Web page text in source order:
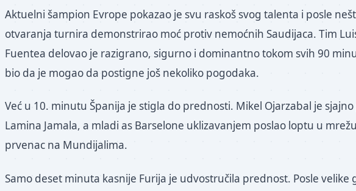
Aktuelni šampion Evrope pokazao je svu raskoš svog talenta i posle
otvaranja turnira demonstrirao moć protiv nemoćnih Saudijaca. Tim
Fuentea delovao je razigrano, sigurno i dominantno tokom svih 90
bio da je mogao da postigne još nekoliko pogodaka.
Već u 10. minutu Španija je stigla do prednosti. Mikel Ojarzabal je
Lamina Jamala, a mladi as Barselone uklizavanjem poslao loptu u
prvenac na Mundijalima.
Samo deset minuta kasnije Furija je udvostručila prednost. Posle velike